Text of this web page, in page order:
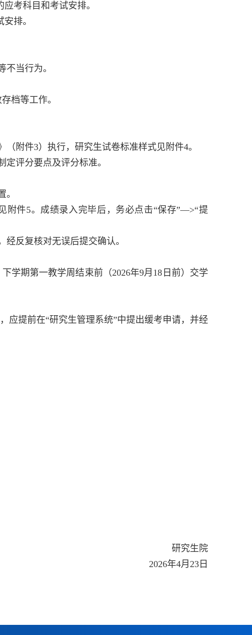
考科目和考试安排。
排。
当行为。
档等工作。
（附件3）执行，研究生试卷标准样式见附件4。
评分要点及评分标准。
。
附件5。成绩录入完毕后，务必点击“保存”—>“提
反复核对无误后提交确认。
下学期第一教学周结束前（2026年9月 18 日前）交学
应提前在“研究生管理系统”中提出缓考申请，并经
研究生院
2026年4月 23 日